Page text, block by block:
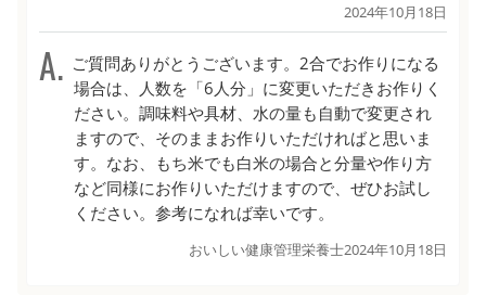
2024年10月18日
ご質問ありがとうございます。2合でお作りになる
場合は、人数を「6人分」に変更いただきお作りく
ださい。調味料や具材、水の量も自動で変更され
ますので、そのままお作りいただければと思いま
す。なお、もち米でも白米の場合と分量や作り方
など同様にお作りいただけますので、ぜひお試し
ください。参考になれば幸いです。
おいしい健康管理栄養士2024年10月18日